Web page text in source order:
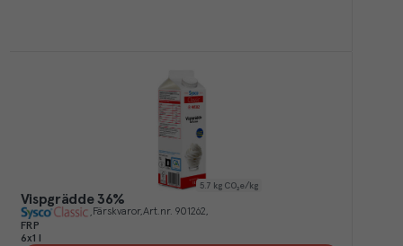
5.7 kg CO₂e/kg
Vispgrädde 36%
Färskvaror Art.nr. 901262
FRP
6x1 l